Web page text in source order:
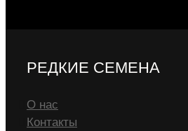
РЕДКИЕ СЕМЕНА
О нас
Контакты